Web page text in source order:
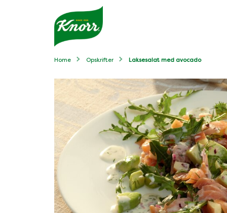
Home Opskrifter Laksesalat med avocado